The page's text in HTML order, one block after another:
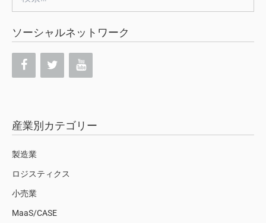
索:
ソーシャルネットワーク
産業別カテゴリー
製造業
ロジスティクス
小売業
MaaS/CASE